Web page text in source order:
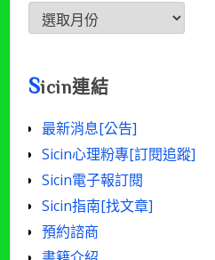
Sicin
文
[年/
月/
數]
Sicin連結
最新消息[公告]
Sicin心理粉專[訂閱追蹤]
Sicin電子報訂閱
Sicin指南[找文章]
預約諮商